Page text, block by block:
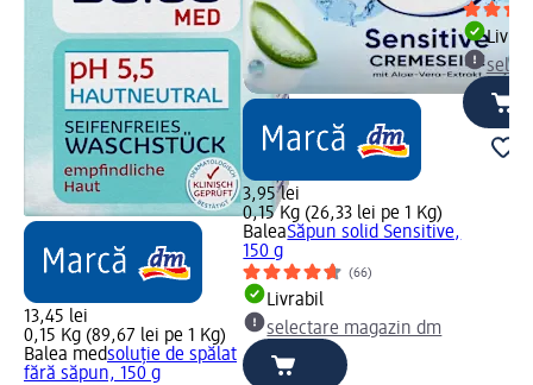
13,45 lei
0,15 Kg (89,67 lei pe 1 Kg)
Balea medsoluție de spălat
fără săpun, 150 g
3,95 lei
0,15 Kg (26,33 lei pe 1 Kg)
BaleaSăpun solid Sensitive,
150 g
(66)
Livrabil
selectare magazin dm